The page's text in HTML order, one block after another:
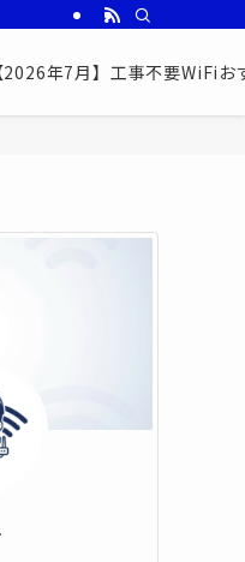
2026年7月】工事不要WiFi